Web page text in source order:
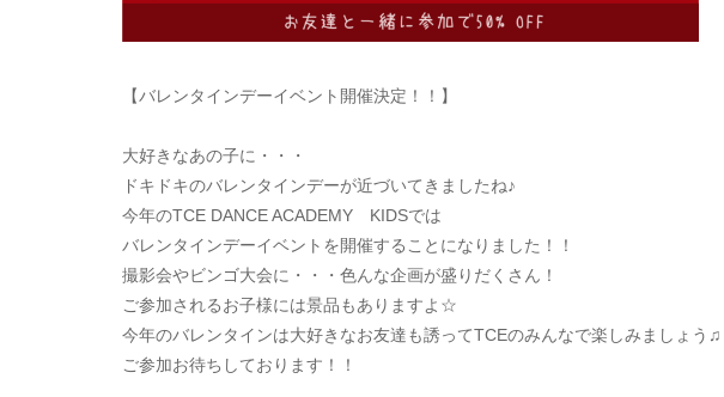
【バレンタインデーイベント開催決定！！】
大好きなあの子に・・・
ドキドキのバレンタインデーが近づいてきましたね♪
今年のTCE DANCE ACADEMY KIDSでは
バレンタインデーイベントを開催することになりました！！
撮影会やビンゴ大会に・・・色んな企画が盛りだくさん！
ご参加されるお子様には景品もありますよ☆
今年のバレンタインは大好きなお友達も誘ってTCEのみんなで楽しみましょう♫
ご参加お待ちしております！！